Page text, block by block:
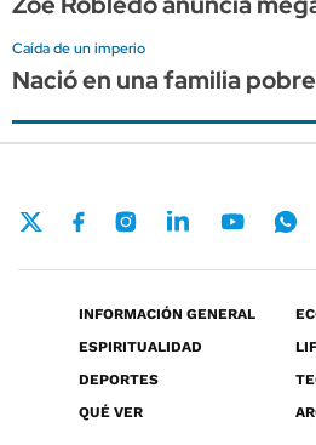
Caída de un imperio
Nació en una familia
INFORMACIÓN GENERAL
ESPIRITUALIDAD
DEPORTES
QUÉ VER